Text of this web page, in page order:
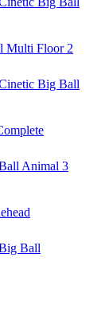
Big Ball
Animal 3
Ball